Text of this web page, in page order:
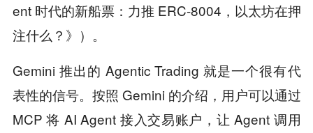
ent 时代的新船票：力推 ERC-8004，以太坊在押
注什么？》）。
Gemini 推出的 Agentic Trading 就是一个很有代
表性的信号。按照 Gemini 的介绍，用户可以通过
MCP 将 AI Agent 接入交易账户，让 Agent 调用